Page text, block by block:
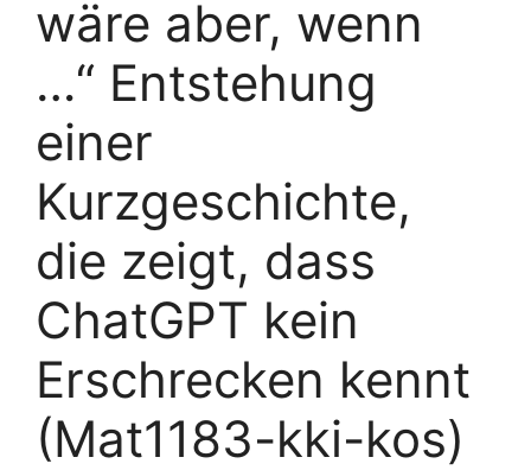
wäre aber, wenn
…“ Entstehung
einer
Kurzgeschichte,
die zeigt, dass
ChatGPT kein
Erschrecken kennt
(Mat1183-kki-kos)